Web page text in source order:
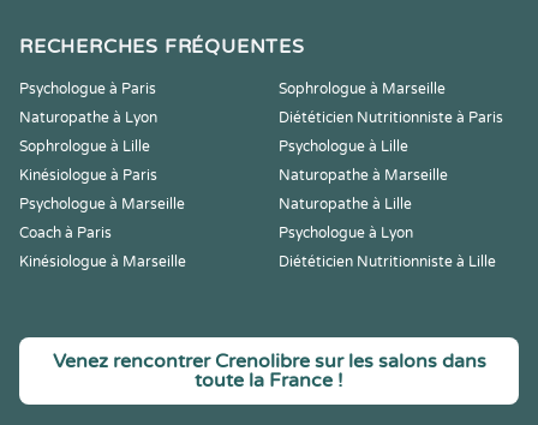
RECHERCHES FRÉQUENTES
Psychologue à Paris
Sophrologue à Marseille
Naturopathe à Lyon
Diététicien Nutritionniste à Paris
Sophrologue à Lille
Psychologue à Lille
Kinésiologue à Paris
Naturopathe à Marseille
Psychologue à Marseille
Naturopathe à Lille
Coach à Paris
Psychologue à Lyon
Kinésiologue à Marseille
Diététicien Nutritionniste à Lille
Venez rencontrer Crenolibre sur les salons dans
toute la France !